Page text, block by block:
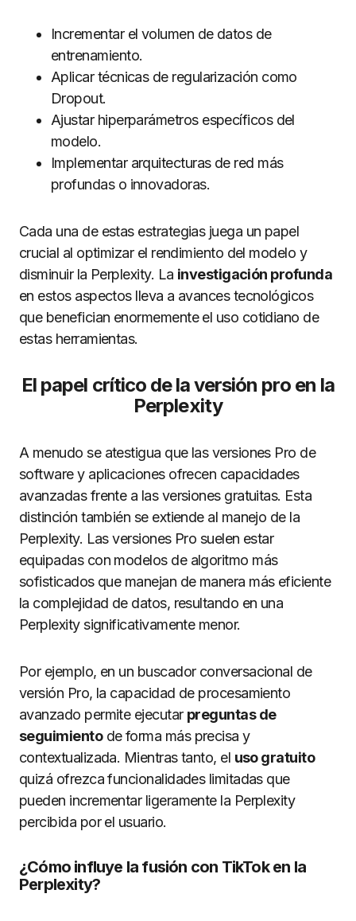
Incrementar el volumen de datos de
entrenamiento.
Aplicar técnicas de regularización como
Dropout.
Ajustar hiperparámetros específicos del
modelo.
Implementar arquitecturas de red más
profundas o innovadoras.
Cada una de estas estrategias juega un papel
crucial al optimizar el rendimiento del modelo y
disminuir la Perplexity. La investigación profunda
en estos aspectos lleva a avances tecnológicos
que benefician enormemente el uso cotidiano de
estas herramientas.
El papel crítico de la versión pro en la
Perplexity
A menudo se atestigua que las versiones Pro de
software y aplicaciones ofrecen capacidades
avanzadas frente a las versiones gratuitas. Esta
distinción también se extiende al manejo de la
Perplexity. Las versiones Pro suelen estar
equipadas con modelos de algoritmo más
sofisticados que manejan de manera más eficiente
la complejidad de datos, resultando en una
Perplexity significativamente menor.
Por ejemplo, en un buscador conversacional de
versión Pro, la capacidad de procesamiento
avanzado permite ejecutar preguntas de
seguimientode forma más precisa y
contextualizada. Mientras tanto, el uso gratuito
quizá ofrezca funcionalidades limitadas que
pueden incrementar ligeramente la Perplexity
percibida por el usuario.
¿Cómo influye la fusión con TikTok en la
Perplexity?